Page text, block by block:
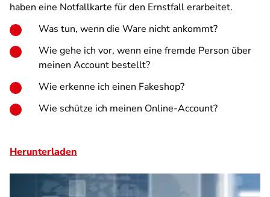
haben eine Notfallkarte für den Ernstfall erarbeitet.
Was tun, wenn die Ware nicht ankommt?
Wie gehe ich vor, wenn eine fremde Person über
meinen Account bestellt?
Wie erkenne ich einen Fakeshop?
Wie schütze ich meinen Online-Account?
Herunterladen